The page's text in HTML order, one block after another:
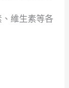
維生素等各